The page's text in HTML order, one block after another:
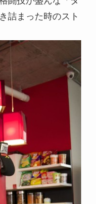
詰まった時のスト